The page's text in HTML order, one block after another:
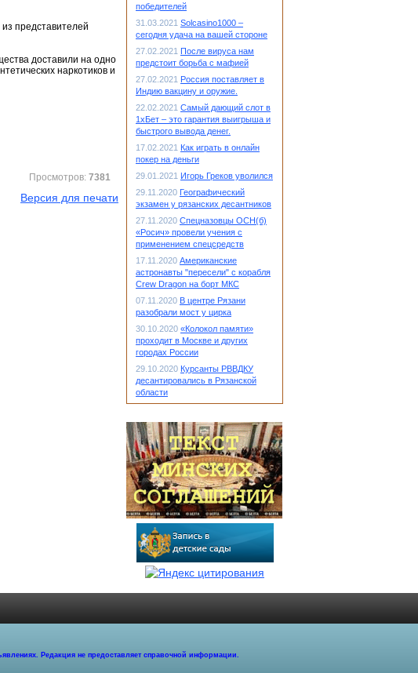
представителей
доставили на одно
наркотиков и
Просмотров: 7381
Версия для печати
победителей
31.03.2021 Solcasino1000 –
сегодня удача на вашей стороне
27.02.2021 После вируса нам
предстоит борьба с мафией
27.02.2021 Россия поставляет в
Индию вакцину и оружие.
22.02.2021 Самый дающий слот в
1хБет – это гарантия выигрыша и
быстрого вывода денег.
17.02.2021 Как играть в онлайн
покер на деньги
29.01.2021 Игорь Греков уволился
29.11.2020 Географический
экзамен у рязанских десантников
27.11.2020 Спецназовцы ОСН(б)
«Росич» провели учения с
применением спецсредств
17.11.2020 Американские
астронавты "пересели" с корабля
Crew Dragon на борт МКС
07.11.2020 В центре Рязани
разобрали мост у цирка
30.10.2020 «Колокол памяти»
проходит в Москве и других
городах России
29.10.2020 Курсанты РВВДКУ
десантировались в Рязанской
области
Редакция не предоставляет справочной информации.